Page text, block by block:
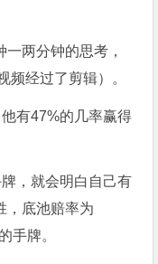
两分钟的思考，
频经过了剪辑）。
有47%的几率赢得
，就会明白自己有
，底池赔率为
手牌。